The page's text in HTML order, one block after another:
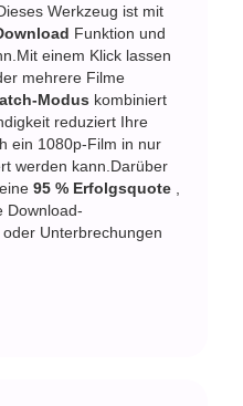
Werkzeug ist mit
Funktion und
einem Klick lassen
mehrere Filme
Modus kombiniert
reduziert Ihre
ein 1080p-Film in nur
werden kann.Darüber
eine95 % Erfolgsquote
Download-
Unterbrechungen